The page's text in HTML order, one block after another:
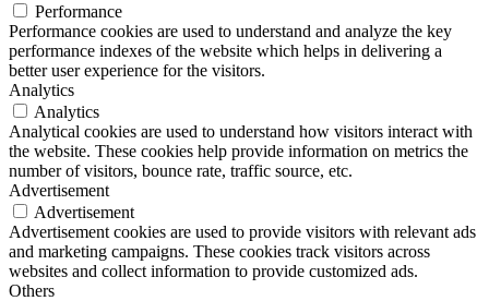
Performance
Performance cookies are used to understand and analyze the key
performance indexes of the website which helps in delivering a
better user experience for the visitors.
Analytics
Analytics
Analytical cookies are used to understand how visitors interact with
the website. These cookies help provide information on metrics the
number of visitors, bounce rate, traffic source, etc.
Advertisement
Advertisement
Advertisement cookies are used to provide visitors with relevant ads
and marketing campaigns. These cookies track visitors across
websites and collect information to provide customized ads.
Others